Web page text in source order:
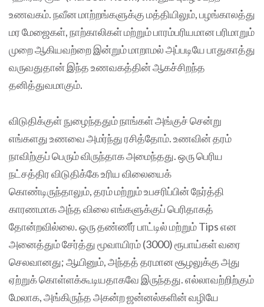
உணவகம். நவீன மாற்றங்களுக்கு மத்தியிலும், பழங்காலத்து
மர மேஜைகள், நாற்காலிகள் மற்றும் பாரம்பரியமான பரிமாறும்
முறை ஆகியவற்றை இன்றும் மாறாமல் அப்படியே பாதுகாத்து
வருவதுதான் இந்த உணவகத்தின் ஆகச்சிறந்த
தனித்துவமாகும்.
விடுதிக்குள் நுழைந்ததும் நாங்கள் அங்குச் சென்று
எங்களது உணவை அமர்ந்து ரசித்தோம். உணவின் தரம்
நாவிற்குப் பெரும் விருந்தாக அமைந்தது. ஒரு பெரிய
நட்சத்திர விடுதிக்கே உரிய விலையைக்
கொண்டிருந்தாலும், தரம் மற்றும் உபசரிப்பின் நேர்த்தி
காரணமாக அந்த விலை எங்களுக்குப் பெரிதாகத்
தோன்றவில்லை. ஒரு தண்ணீர் பாட்டில் மற்றும் Tips என
அனைத்தும் சேர்த்து மூவாயிரம் (3000) ரூபாய்கள் வரை
செலவானது; ஆயினும், அந்தத் தரமான சூழலுக்கு அது
ஏற்றுக் கொள்ளக்கூடியதாகவே இருந்தது. எல்லாவற்றிற்கும்
மேலாக, அங்கிருந்த அகன்ற ஜன்னல்களின் வழியே